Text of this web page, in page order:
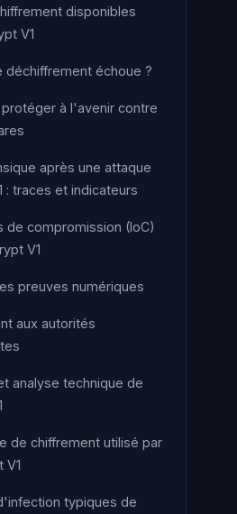
disponibles
V1
déchiffrement échoue ?
à l'avenir contre
après une attaque
: traces et indicateurs
de compromission (IoC)
V1
preuves numériques
aux autorités
analyse technique de
de chiffrement utilisé par
V1
typiques de